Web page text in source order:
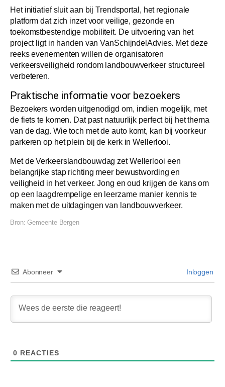
Het initiatief sluit aan bij Trendsportal, het regionale
platform dat zich inzet voor veilige, gezonde en
toekomstbestendige mobiliteit. De uitvoering van het
project ligt in handen van VanSchijndelAdvies. Met deze
reeks evenementen willen de organisatoren
verkeersveiligheid rondom landbouwverkeer structureel
verbeteren.
Praktische informatie voor bezoekers
Bezoekers worden uitgenodigd om, indien mogelijk, met
de fiets te komen. Dat past natuurlijk perfect bij het thema
van de dag. Wie toch met de auto komt, kan bij voorkeur
parkeren op het plein bij de kerk in Wellerlooi.
Met de Verkeerslandbouwdag zet Wellerlooi een
belangrijke stap richting meer bewustwording en
veiligheid in het verkeer. Jong en oud krijgen de kans om
op een laagdrempelige en leerzame manier kennis te
maken met de uitdagingen van landbouwverkeer.
Bron:Gemeente Bergen
Abonneer Inloggen
0 REACTIES